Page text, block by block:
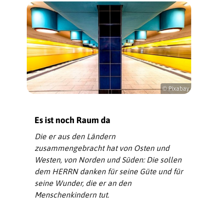
© Pixabay
Es ist noch Raum da
Die er aus den Ländern
zusammengebracht hat von Osten und
Westen, von Norden und Süden: Die sollen
dem HERRN danken für seine Güte und für
seine Wunder, die er an den
Menschenkindern tut.